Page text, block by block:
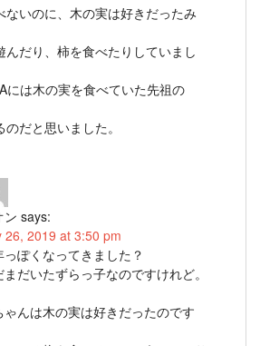
ないのに、木の実は好きだったみ
んだり、柿を食べたりしていまし
には木の実を食べていた先祖の
のだと思いました。
ン says:
26, 2019 at 3:50 pm
っぽくなってきました？
まだいたずらっ子なのですけれど。
ゃんは木の実は好きだったのです